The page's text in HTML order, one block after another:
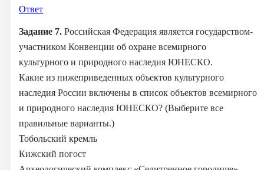
Ответ
Задание 7. Российская Федерация является государством-
участником Конвенции об охране всемирного
культурного и природного наследия ЮНЕСКО.
Какие из нижеприведенных объектов культурного
наследия России включены в список объектов всемирного
и природного наследия ЮНЕСКО? (Выберите все
правильные варианты.)
Тобольский кремль
Кижский погост